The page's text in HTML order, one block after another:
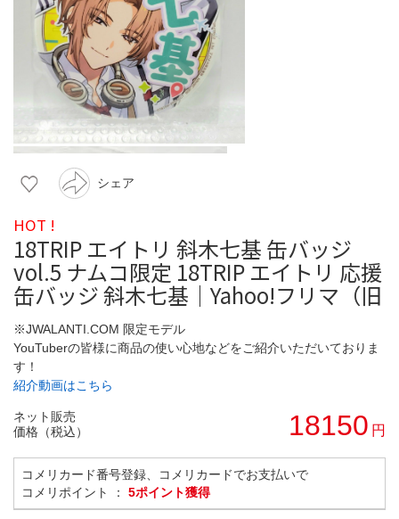
シェア
HOT !
18TRIP エイトリ 斜木七基 缶バッジ
vol.5 ナムコ限定 18TRIP エイトリ 応援
缶バッジ 斜木七基｜Yahoo!フリマ（旧
※JWALANTI.COM 限定モデル
YouTuberの皆様に商品の使い心地などをご紹介いただいておりま
す！
紹介動画はこちら
ネット販売
価格（税込）
18150 円
コメリカード番号登録、コメリカードでお支払いで
コメリポイント ： 5ポイント獲得